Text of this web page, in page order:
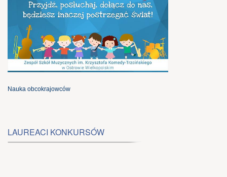
Nauka obcokrajowców
LAUREACI KONKURSÓW